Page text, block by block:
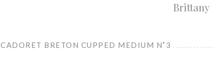
Brittany
CADORET BRETON CUPPED MEDIUM N˚3